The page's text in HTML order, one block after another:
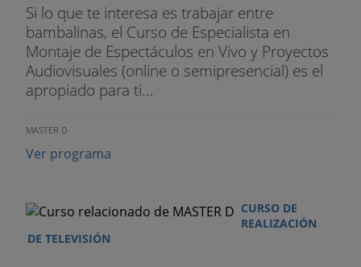
Si lo que te interesa es trabajar entre
bambalinas, el Curso de Especialista en
Montaje de Espectáculos en Vivo y Proyectos
Audiovisuales (online o semipresencial) es el
apropiado para ti...
MASTER D
Ver programa
CURSO DE
REALIZACIÓN
DE TELEVISIÓN